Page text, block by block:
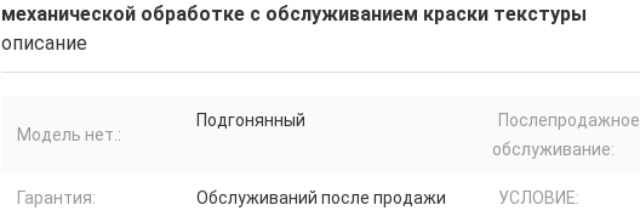
механической обработке с обслуживанием краски текстуры
описание
Модель нет.:
Подгонянный
Послепродажное
обслуживание:
Гарантия: Обслуживаний после продажи УСЛОВИЕ: